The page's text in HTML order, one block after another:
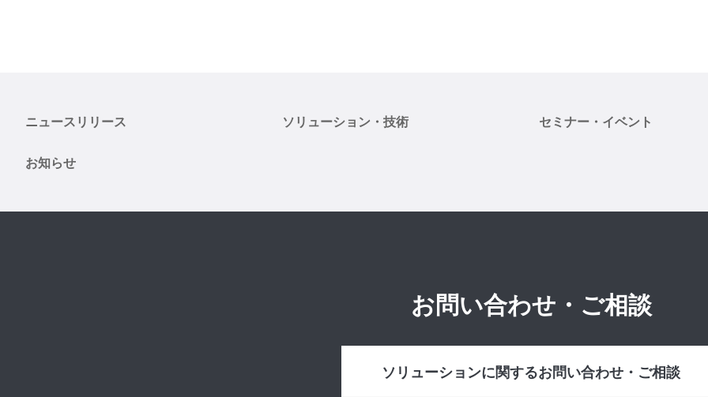
ニュースリリース ソリューション・技術 セミナー・イベント
お知らせ
お問い合わせ・ご相談
ソリューションに関するお問い合わせ・ご相談